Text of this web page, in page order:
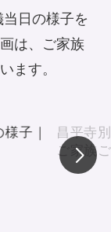
日の様子を
は、ご家族
ます。
子｜
昌平寺
ご家族